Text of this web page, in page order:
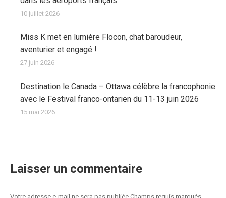
10 juillet 2026
Miss K met en lumière Flocon, chat baroudeur,
aventurier et engagé !
27 juin 2026
Destination le Canada – Ottawa célèbre la francophonie
avec le Festival franco-ontarien du 11-13 juin 2026
15 mai 2026
Laisser un commentaire